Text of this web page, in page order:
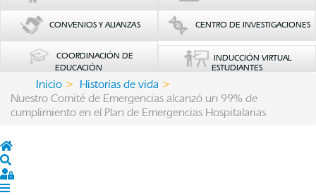
CONVENIOS Y ALIANZAS CENTRO DE INVESTIGACIONES
COORDINACIÓN DE
EDUCACIÓN
INDUCCIÓN VIRTUAL
ESTUDIANTES
Inicio
Historias de vida
Nuestro Comité de Emergencias alcanzó un 99% de
cumplimiento en el Plan de Emergencias Hospitalarias
Home
Sign In